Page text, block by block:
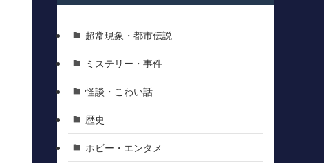
超常現象・都市伝説
ミステリー・事件
怪談・こわい話
歴史
ホビー・エンタメ